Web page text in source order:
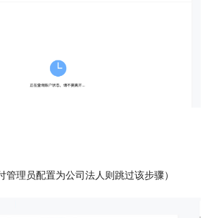
管理员配置为公司法人则跳过该步骤）